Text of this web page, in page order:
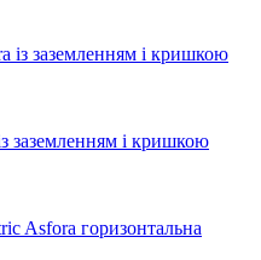
заземленням і кришкою